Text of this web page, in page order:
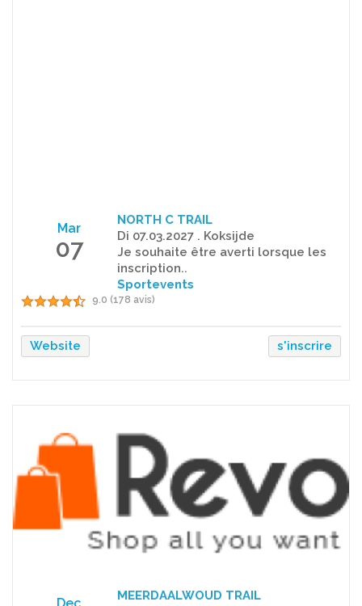
Mar
07
NORTH C TRAIL
Di 07.03.2027 . Koksijde
Je souhaite être averti lorsque les
inscription..
Sportevents
9.0 (178 avis)
Website s'inscrire
MEERDAALWOUD TRAIL